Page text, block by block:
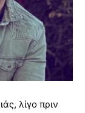
λίγο πριν